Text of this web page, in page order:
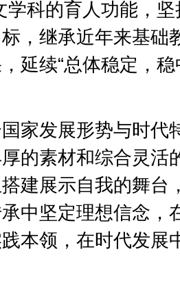
学科的育人功能，坚
，继承近年来基础
延续“总体稳定，
发展形势与时代
的素材和综合灵活
建展示自我的舞台
中坚定理想信念，
本领，在时代发展